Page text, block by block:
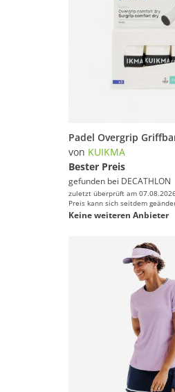
von KUIKMA
Bester Preis
gefunden bei DECATHLON
zuletzt überprüft am
Preis kann sich seitdem
Keine weiteren Anbieter